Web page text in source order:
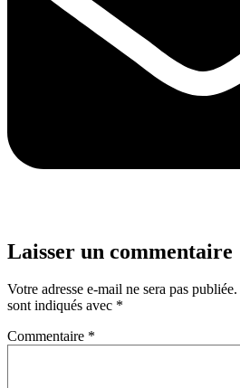
Laisser un commentaire
Votre adresse e-mail ne sera pas publiée.
sont indiqués avec *
Commentaire *